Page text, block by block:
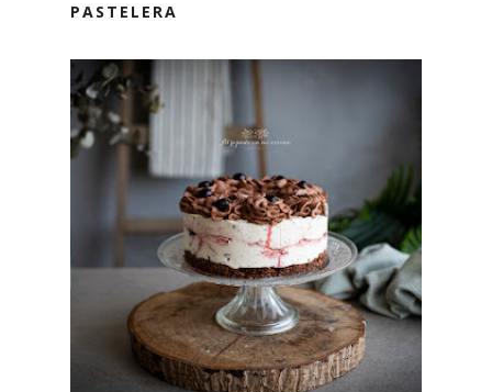
PASTELERA